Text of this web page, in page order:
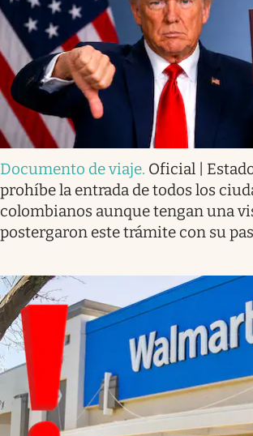
Documento de viaje. Oficial |
prohíbe la entrada de todos los
colombianos aunque tengan una
postergaron este trámite con su